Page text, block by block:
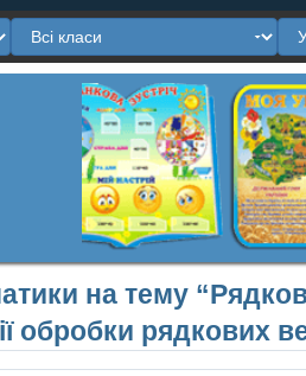
на тему
обробки рядкових